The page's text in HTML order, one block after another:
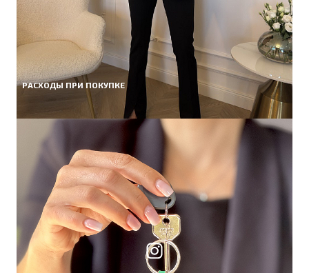
РАСХОДЫ ПРИ ПОКУПКЕ